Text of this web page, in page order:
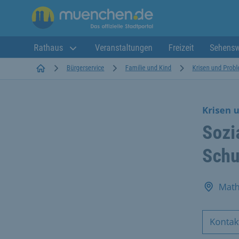
Rathaus Veranstaltungen Freizeit
StartseiteBürgerservice Familie und Kind Krisen und
Krisen